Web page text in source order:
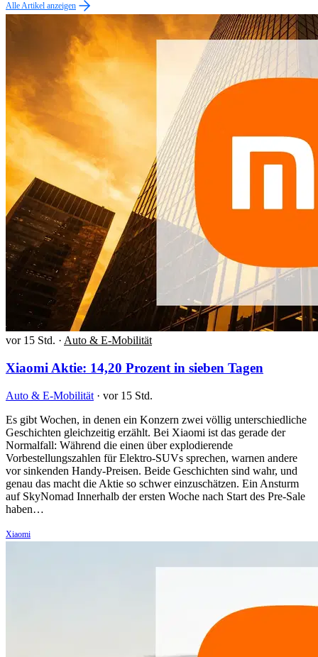
Alle Artikel anzeigen
vor 15 Std. · Auto & E-Mobilität
Xiaomi Aktie: 14,20 Prozent in sieben Tagen
Auto & E-Mobilität · vor 15 Std.
Es gibt Wochen, in denen ein Konzern zwei völlig unterschiedliche
Geschichten gleichzeitig erzählt. Bei Xiaomi ist das gerade der
Normalfall: Während die einen über explodierende
Vorbestellungszahlen für Elektro-SUVs sprechen, warnen andere
vor sinkenden Handy-Preisen. Beide Geschichten sind wahr, und
genau das macht die Aktie so schwer einzuschätzen. Ein Ansturm
auf SkyNomad Innerhalb der ersten Woche nach Start des Pre-Sale
haben…
Xiaomi